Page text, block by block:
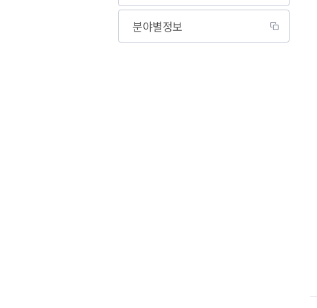
분야별정보